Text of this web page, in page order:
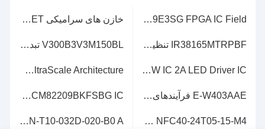
10AX016E4F29E3SG FPGA IC Field قابل برنامه ریزی دروازه آرایه 10 GX 160 FPGA خازن های سرامیکی TCC1206COG121K202ET خازن های سرامیکی تراشه چند لایه ای CCTC 1206 COG 150 2000V SMD MLCC
IR38165MTRPBF تنظیم کننده های ولتاژ 15A 30A Buck با SVID V300B3V3M150BL تبدیل کننده های DC / DC جدا شده - از طریق سوراخ وات- 150 Vin 300 Vout 3.3 Grade- M IGBT ماژول
RT8463GQW IC 2A LED Driver IC برای PWM Dimming با مدارهای یکپارچه تنظیم کننده 12-WDFN XCKU15P-2FFVA1156E UltraScale Architecture آرایه دروازه قابل برنامه ریزی FPGA
E-W403AAE فرآیندهای CMOS CISCO BGA360 مدارهای یکپارچه IC BCM82209BKFSBG IC های اترنت مدارهای یکپارچه IC های
NFC40-24T05-15-M4 خروجی تک و سه گانه 40 وات تبدیل کننده های DC/DC ورودی IGBT BFN-T10-032D-020-B0 A پورت های 64x100G P4 سوئیچ اترنت قابل برنامه ریزی